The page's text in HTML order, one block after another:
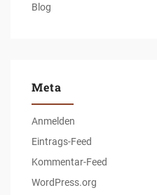
Blog
Meta
Anmelden
Eintrags-Feed
Kommentar-Feed
WordPress.org